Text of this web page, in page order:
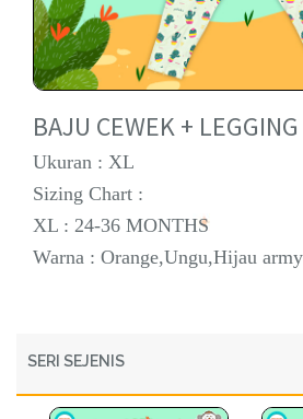
BAJU CEWEK +
Ukuran : XL
Sizing Chart :
XL : 24-36 MONTHS
Warna : Orange,Ungu,Hijau army
SERI SEJENIS